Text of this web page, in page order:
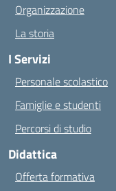
Organizzazione
La storia
I Servizi
Personale scolastico
Famiglie e studenti
Percorsi di studio
Didattica
Offerta formativa